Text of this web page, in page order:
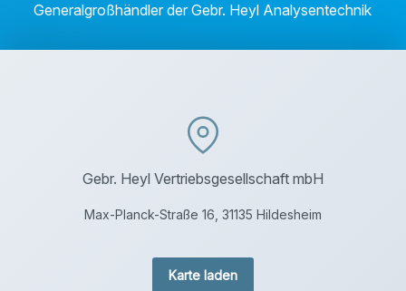
Generalgroßhändler der Gebr. Heyl Analysentechnik
Gebr. Heyl Vertriebsgesellschaft mbH
Max-Planck-Straße 16, 31135 Hildesheim
Karte laden